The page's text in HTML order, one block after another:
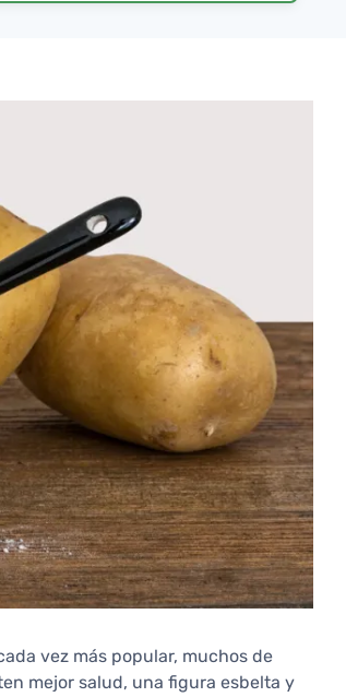
vez más popular, muchos de
mejor salud, una figura esbelta y